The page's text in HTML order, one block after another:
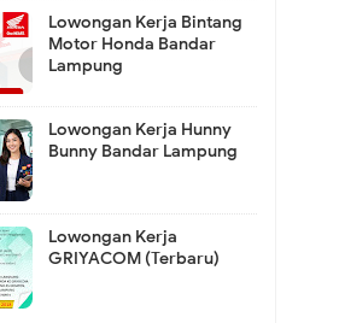
Lowongan Kerja Bintang
Motor Honda Bandar
Lampung
Lowongan Kerja Hunny
Bunny Bandar Lampung
Lowongan Kerja
GRIYACOM (Terbaru)